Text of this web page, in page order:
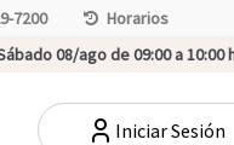
7200
Horarios
08/ago de 09:00 a 10:00
Iniciar Sesión